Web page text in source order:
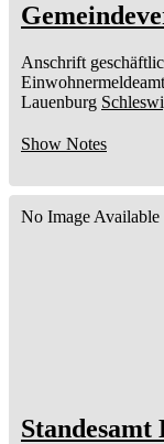
Anschrift
Lauenburg
Show Notes
No Image Available
Standesamt